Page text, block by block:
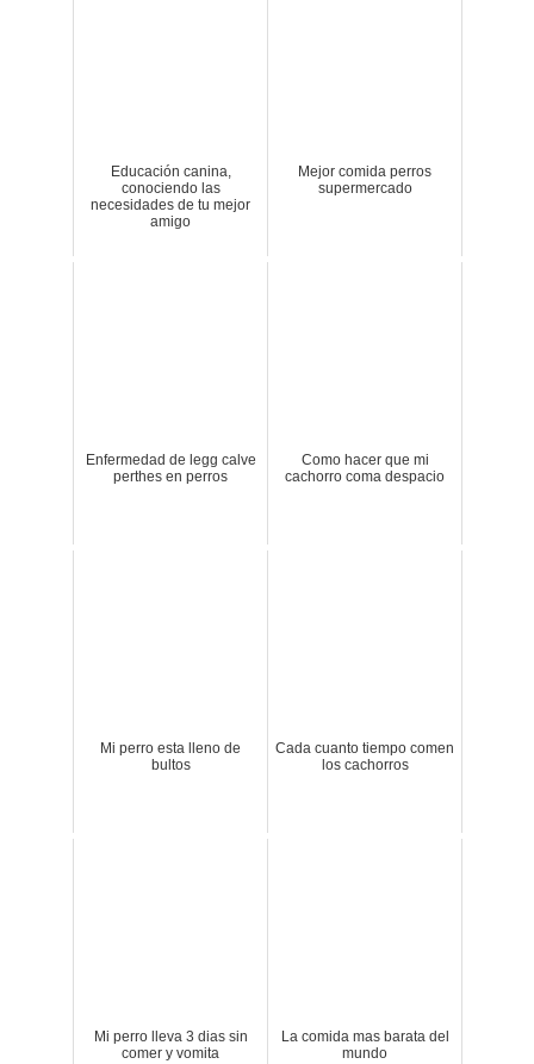
Educación canina,
conociendo las
necesidades de tu mejor
amigo
Mejor comida perros
supermercado
Enfermedad de legg calve
perthes en perros
Como hacer que mi
cachorro coma despacio
Mi perro esta lleno de
bultos
Cada cuanto tiempo comen
los cachorros
Mi perro lleva 3 dias sin
comer y vomita
La comida mas barata del
mundo